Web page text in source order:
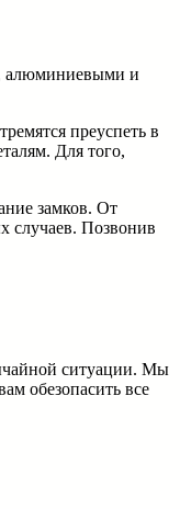
алюминиевыми и
преуспеть в
Для того,
замков. От
случаев. Позвонив
ситуации. Мы
обезопасить все